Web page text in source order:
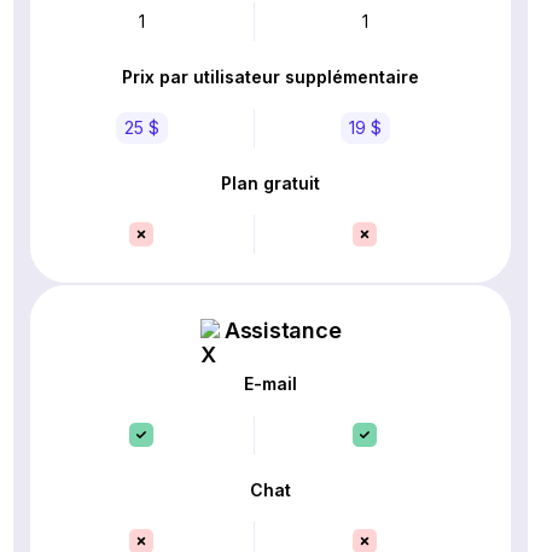
1 1
Prix par utilisateur supplémentaire
25 $ 19 $
Plan gratuit
Assistance
E-mail
Chat